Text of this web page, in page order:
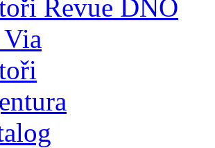
Revue DNO